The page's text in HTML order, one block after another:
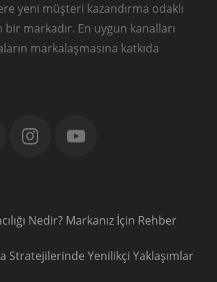
yeni müşteri kazandırma odaklı
bir markadır. En uygun kanalları
markalaşmasına katkıda
Nedir? Markanız İçin Rehber
Stratejilerinde Yenilikçi Yaklaşımlar